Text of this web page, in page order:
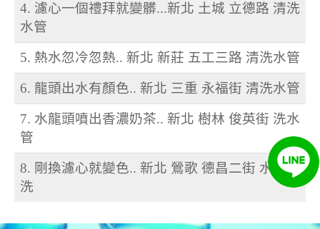
4. 濾心一個禮拜就變髒...新北 土城 立德路 清洗
水管
5. 熱水忽冷忽熱.. 新北 新莊 五工三路 清洗水管
6. 龍頭出水有顏色.. 新北 三重 永福街 清洗水管
7. 水龍頭噴出香濃奶茶.. 新北 樹林 俊英街 洗水
管
8. 剛換濾心就變色.. 新北 鶯歌 德昌二街 水管清
洗